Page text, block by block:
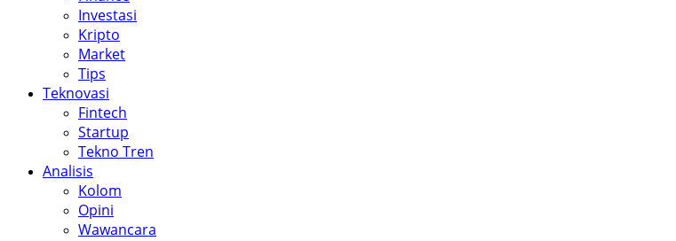
Investasi
Kripto
Market
Tips
Teknovasi
Fintech
Startup
Tekno Tren
Analisis
Kolom
Opini
Wawancara